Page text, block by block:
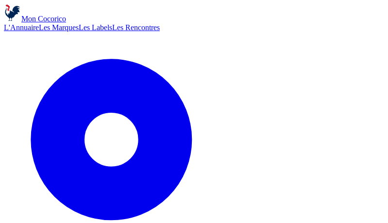
Mon Cocorico
L'AnnuaireLes MarquesLes LabelsLes Rencontres